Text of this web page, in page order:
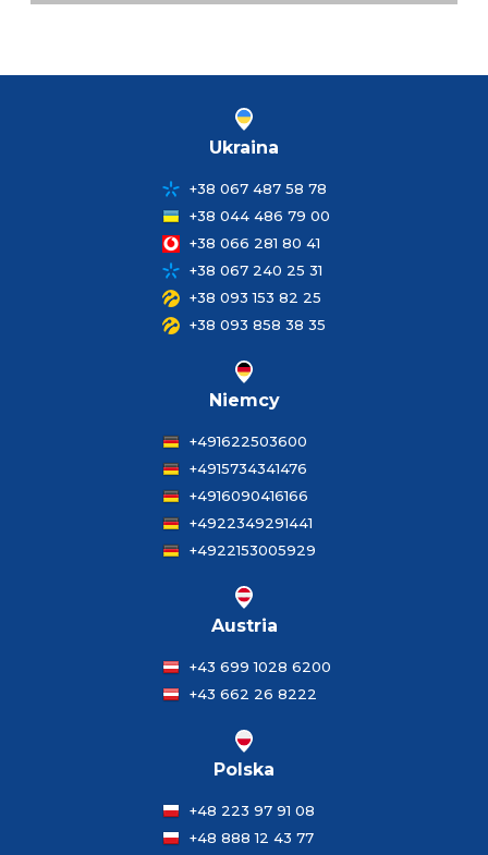
Ukraina
+38 067 487 58 78
+38 044 486 79 00
+38 066 281 80 41
+38 067 240 25 31
+38 093 153 82 25
+38 093 858 38 35
Niemcy
+491622503600
+4915734341476
+4916090416166
+4922349291441
+4922153005929
Austria
+43 699 1028 6200
+43 662 26 8222
Polska
+48 223 97 91 08
+48 888 12 43 77